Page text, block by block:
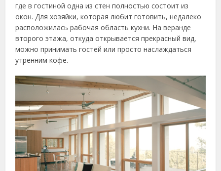
где в гостиной одна из стен полностью состоит из
окон. Для хозяйки, которая любит готовить, недалеко
расположилась рабочая область кухни. На веранде
второго этажа, откуда открывается прекрасный вид,
можно принимать гостей или просто наслаждаться
утренним кофе.